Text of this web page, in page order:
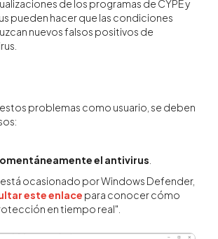
de los programas de CYPE y
pueden hacer que las condiciones
nuevos falsos positivos de
problemas como usuario, se deben
el antivirus
ocasionado por Windows Defender,
este enlace para conocer cómo
en tiempo real".